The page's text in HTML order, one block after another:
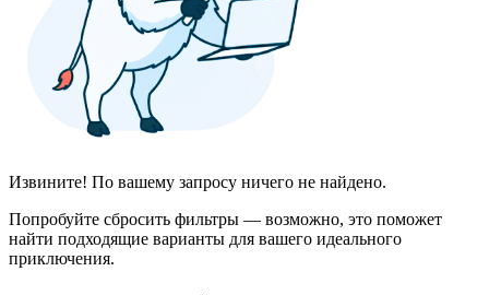
Извините! По вашему запросу ничего не найдено.
Попробуйте сбросить фильтры — возможно, это поможет
найти подходящие варианты для вашего идеального
приключения.